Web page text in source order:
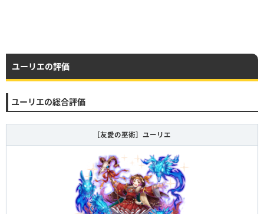
ユーリエの評価
ユーリエの総合評価
［友愛の巫術］ユーリエ